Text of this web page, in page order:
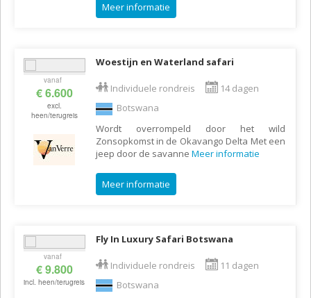
Meer informatie
vanaf
€ 6.600
excl.
heen/terugreis
Woestijn en Waterland safari
Individuele rondreis
14 dagen
Botswana
Wordt overrompeld door het wild
Zonsopkomst in de Okavango Delta Met een
jeep door de savanne Meer informatie
Meer informatie
vanaf
€ 9.800
incl. heen/terugreis
Fly In Luxury Safari Botswana
Individuele rondreis
11 dagen
Botswana